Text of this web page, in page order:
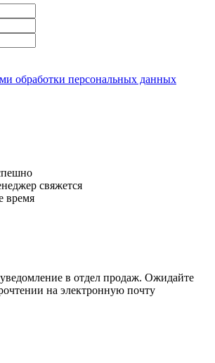
обработки персональных данных
свяжется
время
в отдел продаж. Ожидайте
на электронную почту